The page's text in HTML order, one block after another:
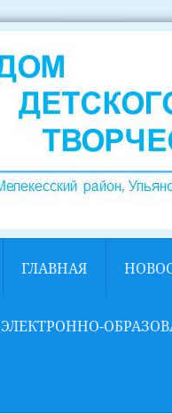
ГЛАВНАЯ
ЭЛЕКТРОННО-